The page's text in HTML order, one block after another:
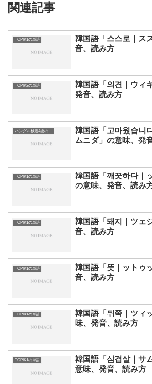
関連記事
TOPIK1の単語
韓国語「스스로｜ス
音、読み方
TOPIK2の単語
韓国語「의견｜ウィ
発音、読み方
ハングル検定4級の単語
韓国語「고마웠습니
ムニダ」の意味、発
TOPIK1の単語
韓国語「깨끗하다｜
の意味、発音、読み
TOPIK1の単語
韓国語「돼지｜ツェ
音、読み方
TOPIK1の単語
韓国語「뜻｜ットゥ
音、読み方
TOPIK1の単語
韓国語「뒤쪽｜ツィ
味、発音、読み方
TOPIK1の単語
韓国語「삼겹살｜サ
意味、発音、読み方